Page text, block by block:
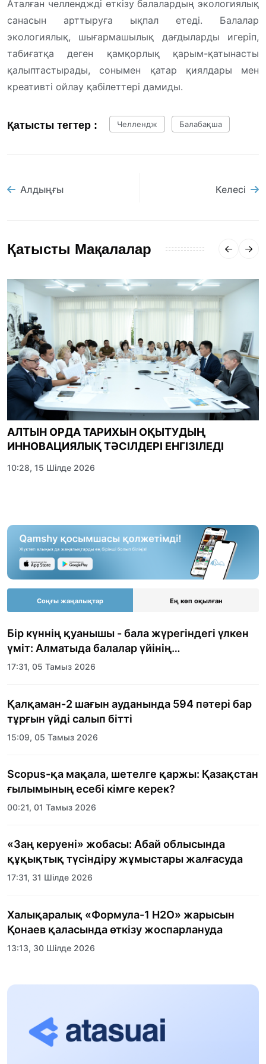
Аталған челленджді өткізу балалардың экологиялық
санасын арттыруға ықпал етеді. Балалар
экологиялық, шығармашылық дағдыларды игеріп,
табиғатқа деген қамқорлық қарым-қатынасты
қалыптастырады, сонымен қатар қиялдары мен
креативті ойлау қабілеттері дамиды.
Қатысты тегтер : Челлендж Балабақша
Алдыңғы Келесі
Қатысты Мақалалар
АЛТЫН ОРДА ТАРИХЫН ОҚЫТУДЫҢ
ИННОВАЦИЯЛЫҚ ТӘСІЛДЕРІ ЕНГІЗІЛЕДІ
10:28, 15 Шілде 2026
Соңғы жаңалықтар Ең көп оқылған
Бір күннің қуанышы - бала жүрегіндегі үлкен
үміт: Алматыда балалар үйінің
тәрбиеленушілеріне мерекелік күн
17:31, 05 Тамыз 2026
Қалқаман-2 шағын ауданында 594 пәтері бар
тұрғын үйді салып бітті
15:09, 05 Тамыз 2026
Scopus-қа мақала, шетелге қаржы: Қазақстан
ғылымының есебі кімге керек?
00:21, 01 Тамыз 2026
«Заң керуені» жобасы: Абай облысында
құқықтық түсіндіру жұмыстары жалғасуда
17:31, 31 Шілде 2026
Халықаралық «Формула-1 H2O» жарысын
Қонаев қаласында өткізу жоспарлануда
13:13, 30 Шілде 2026
Асхат Асылбеков: Күшті билікке күшті
12:01, 28 Шілде 2026